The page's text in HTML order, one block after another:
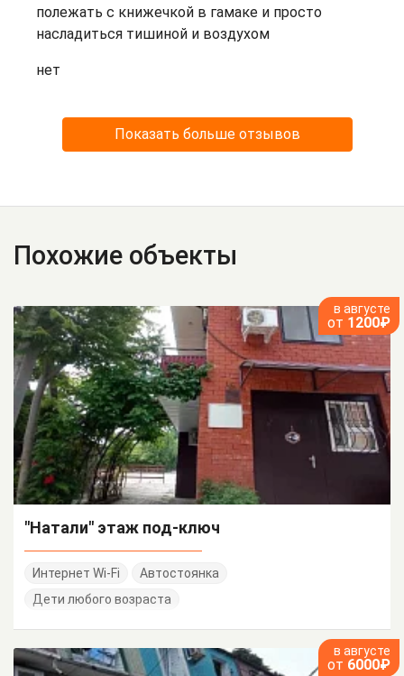
полежать с книжечкой в гамаке и просто
насладиться тишиной и воздухом
нет
Показать больше отзывов
Похожие объекты
в августе
от 1200₽
"Натали" этаж под-ключ
Интернет Wi-Fi
Автостоянка
Дети любого возраста
в августе
от 6000₽